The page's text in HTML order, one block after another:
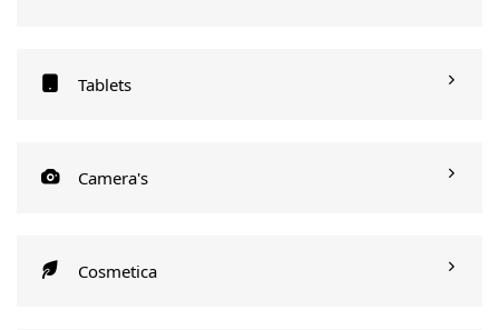
Tablets
Camera's
Cosmetica